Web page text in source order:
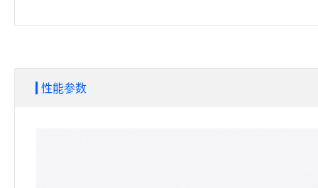
性能参数